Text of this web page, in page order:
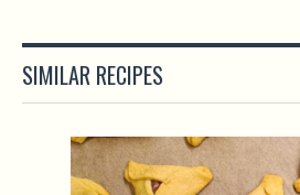
SIMILAR RECIPES